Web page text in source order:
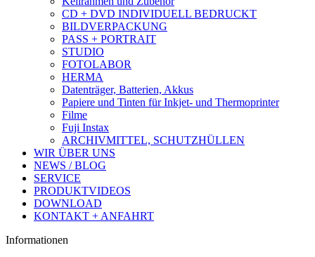
CD + DVD INDIVIDUELL BEDRUCKT
BILDVERPACKUNG
PASS + PORTRAIT
STUDIO
FOTOLABOR
HERMA
Datenträger, Batterien, Akkus
Papiere und Tinten für Inkjet- und Thermoprinter
Filme
Fuji Instax
ARCHIVMITTEL, SCHUTZHÜLLEN
WIR ÜBER UNS
NEWS / BLOG
SERVICE
PRODUKTVIDEOS
DOWNLOAD
KONTAKT + ANFAHRT
Informationen